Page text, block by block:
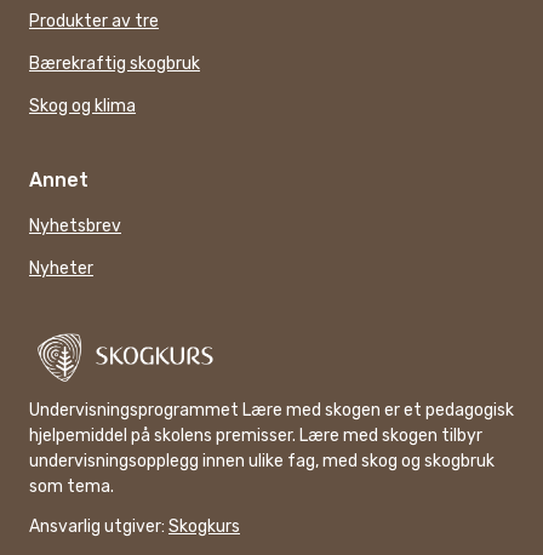
Produkter av tre
Bærekraftig skogbruk
Skog og klima
Annet
Nyhetsbrev
Nyheter
Undervisningsprogrammet Lære med skogen er et pedagogisk
hjelpemiddel på skolens premisser. Lære med skogen tilbyr
undervisningsopplegg innen ulike fag, med skog og skogbruk
som tema.
Ansvarlig utgiver: Skogkurs